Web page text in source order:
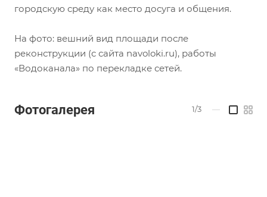
городскую среду как место досуга и общения.
На фото: вешний вид площади после
реконструкции (с сайта navoloki.ru), работы
«Водоканала» по перекладке сетей.
Фотогалерея 1/3 —